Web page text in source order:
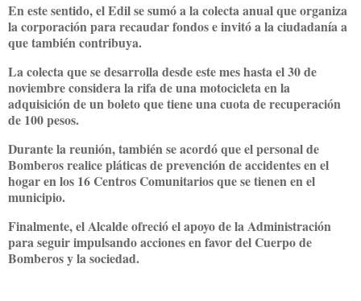
En este sentido, el Edil se sumó a la colecta anual que organiza
la corporación para recaudar fondos e invitó a la ciudadanía a
que también contribuya.
La colecta que se desarrolla desde este mes hasta el 30 de
noviembre considera la rifa de una motocicleta en la
adquisición de un boleto que tiene una cuota de recuperación
de 100 pesos.
Durante la reunión, también se acordó que el personal de
Bomberos realice pláticas de prevención de accidentes en el
hogar en los 16 Centros Comunitarios que se tienen en el
municipio.
Finalmente, el Alcalde ofreció el apoyo de la Administración
para seguir impulsando acciones en favor del Cuerpo de
Bomberos y la sociedad.